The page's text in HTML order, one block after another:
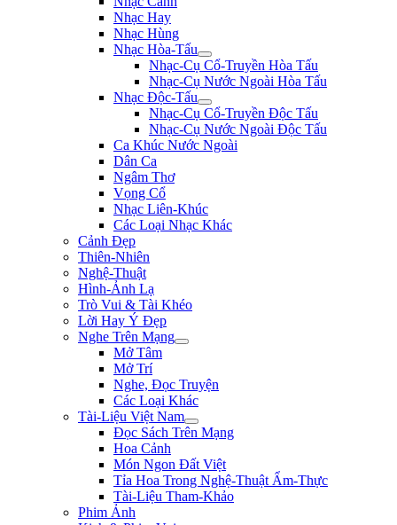
Nhạc Hay
Nhạc Hùng
Nhạc Hòa-Tấu
Nhạc-Cụ Cổ-Truyền Hòa Tấu
Nhạc-Cụ Nước Ngoài Hòa Tấu
Nhạc Độc-Tấu
Nhạc-Cụ Cổ-Truyền Độc Tấu
Nhạc-Cụ Nước Ngoài Độc Tấu
Ca Khúc Nước Ngoài
Dân Ca
Ngâm Thơ
Vọng Cổ
Nhạc Liên-Khúc
Các Loại Nhạc Khác
Cảnh Đẹp
Thiên-Nhiên
Nghệ-Thuật
Hình-Ảnh Lạ
Trò Vui & Tài Khéo
Lời Hay Ý Đẹp
Nghe Trên Mạng
Mở Tâm
Mở Trí
Nghe, Đọc Truyện
Các Loại Khác
Tài-Liệu Việt Nam
Đọc Sách Trên Mạng
Hoa Cảnh
Món Ngon Đất Việt
Tỉa Hoa Trong Nghệ-Thuật Ẩm-Thực
Tài-Liệu Tham-Khảo
Phim Ảnh